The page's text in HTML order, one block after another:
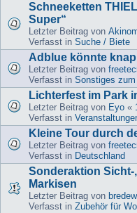
Schneeketten
Super“
Letzter Beitrag von
Verfasst in Suche / Biete
Adblue könnte
Letzter Beitrag von
Verfasst in Sonstiges
Lichterfest im Park
Letzter Beitrag von Eyo «
Verfasst in
Kleine Tour durch
Letzter Beitrag von
Verfasst in Deutschland
Sonderaktion
Markisen
Letzter Beitrag von
Verfasst in Zubehör für